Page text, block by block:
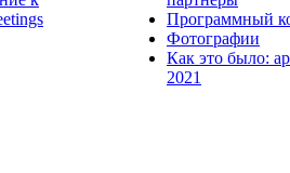
Программный
Фотографии
Как это было:
2021